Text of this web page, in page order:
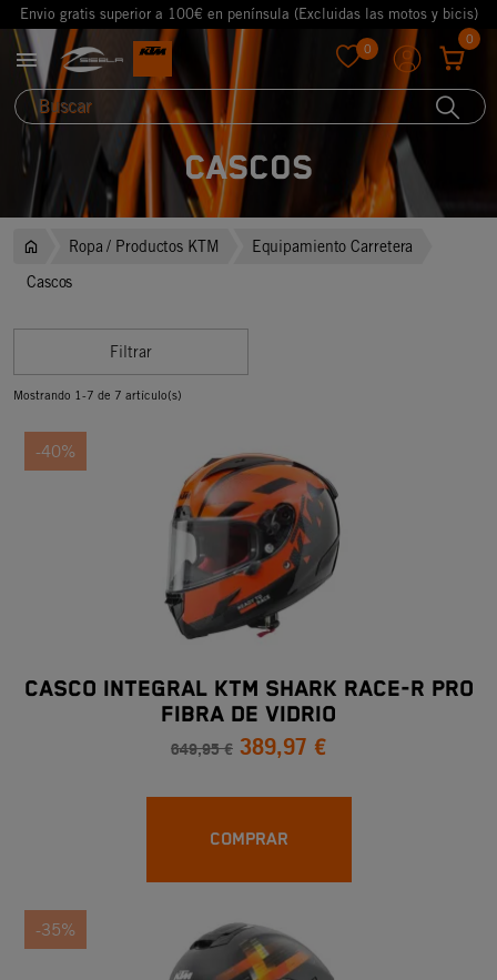
Envio gratis superior a 100€ en península (Excluidas las motos y bicis)
 0
0
Cascos
Ropa / Productos KTM
Equipamiento Carretera
Cascos
Filtrar
Mostrando 1-7 de 7 artículo(s)
-40%
CASCO INTEGRAL KTM SHARK RACE-R PRO
FIBRA DE VIDRIO
649,95 € 389,97 €
COMPRAR
-35%